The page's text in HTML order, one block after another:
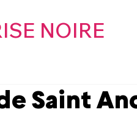
NOIRE
Saint